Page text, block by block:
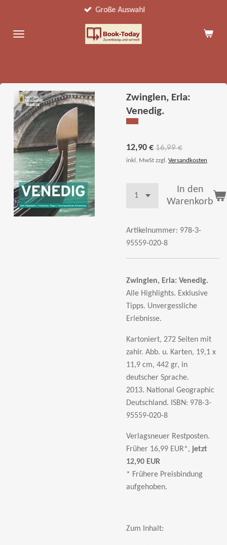
springen
Große Auswahl
Zwinglen, Erla:
Venedig.
12,90 € 16,99 €
inkl. MwSt zzgl. Versandkosten
In den
Warenkorb
Artikelnummer: 978-3-
95559-020-8
Zwinglen, Erla: Venedig.
Alle Highlights. Exklusive
Tipps. Unvergessliche
Erlebnisse.
Kartoniert, 272 Seiten mit
zahlr. Abb. u. Karten, 19,1 x
11,9 cm, 442 gr, in
deutscher Sprache.
2013. National Geographic
Deutschland. ISBN: 978-3-
95559-020-8
Verlagsneuer Restposten.
Früher 16,99 EUR*, jetzt
12,90 EUR
* Frühere Preisbindung
aufgehoben.
Zum Inhalt: